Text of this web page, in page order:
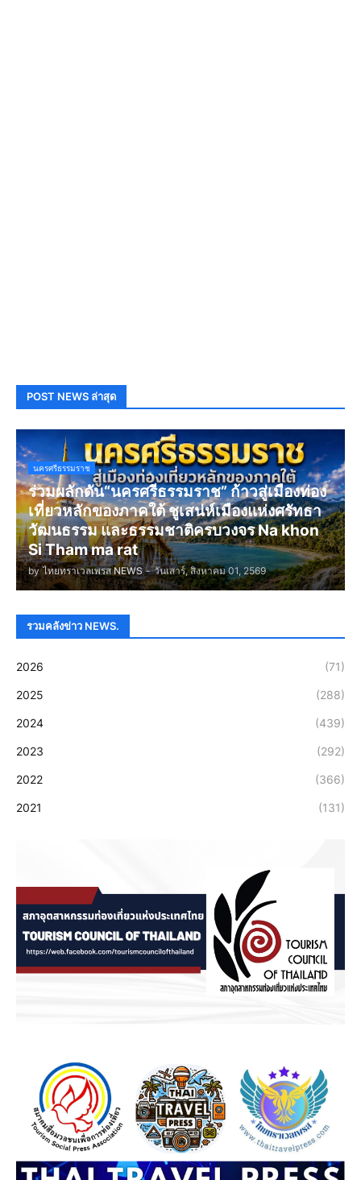
POST NEWS ล่าสุด
นครศรีธรรมราช
ร่วมผลักดัน“นครศรีธรรมราช” ก้าวสู่เมืองท่อง
เที่ยวหลักของภาคใต้ ชูเสน่ห์เมืองแห่งศรัทธา
วัฒนธรรม และธรรมชาติครบวงจร Na khon
Si Tham ma rat
by ไทยทราเวลเพรส NEWS - วันเสาร์, สิงหาคม 01, 2569
รวมคลังข่าว NEWS.
2026 (71)
2025 (288)
2024 (439)
2023 (292)
2022 (366)
2021 (131)